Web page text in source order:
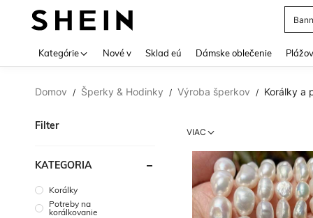
Kategórie Nové v Sklad eú Dámske oblečenie
Domov / Šperky & Hodinky / Výroba šperkov / Korálky a
Filter
KATEGÓRIA
Korálky
Potreby na
korálkovanie
VIAC